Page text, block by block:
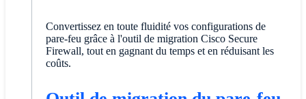
Convertissez en toute fluidité vos configurations de
pare-feu grâce à l'outil de migration Cisco Secure
Firewall, tout en gagnant du temps et en réduisant les
coûts.